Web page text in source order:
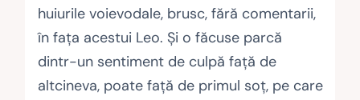
huiurile voievodale, brusc, fără comentarii,
în faţa acestui Leo. Şi o făcuse parcă
dintr-un sentiment de culpă faţă de
altcineva, poate faţă de primul soţ, pe care